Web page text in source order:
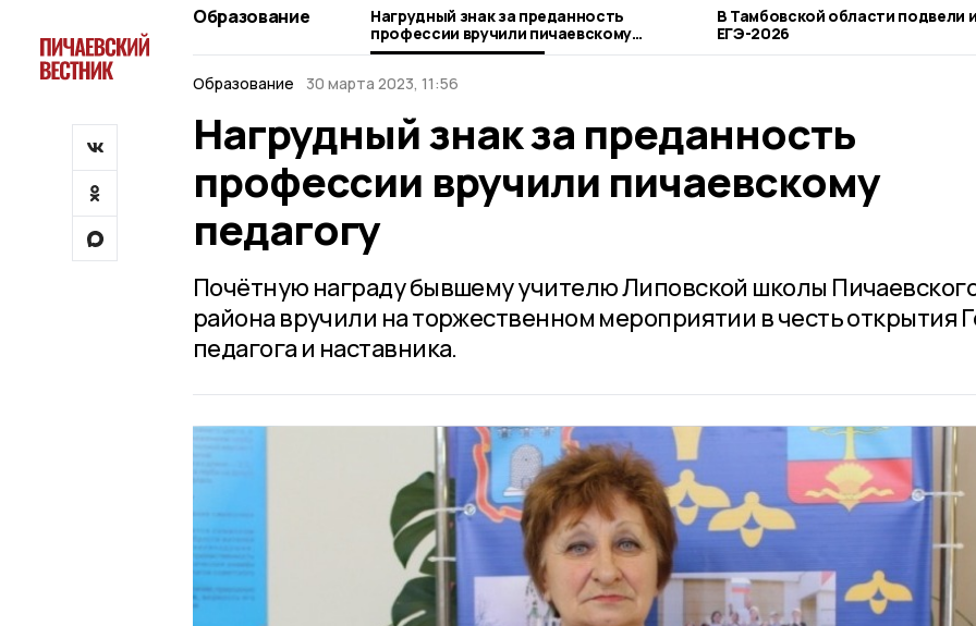
Образование
Нагрудный знак за преданность
профессии вручили пичаевскому
педагогу
В Тамбовской области подвели
ЕГЭ-2026
Образование 30 марта 2023, 11:56
Нагрудный знак за преданность
профессии вручили пичаевскому
педагогу
Почётную награду бывшему учителю Липовской школы
района вручили на торжественном мероприятии в честь открытия
педагога и наставника.